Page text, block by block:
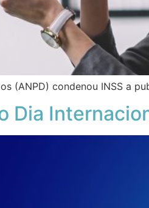
(ANPD) condenou INSS a
Dia